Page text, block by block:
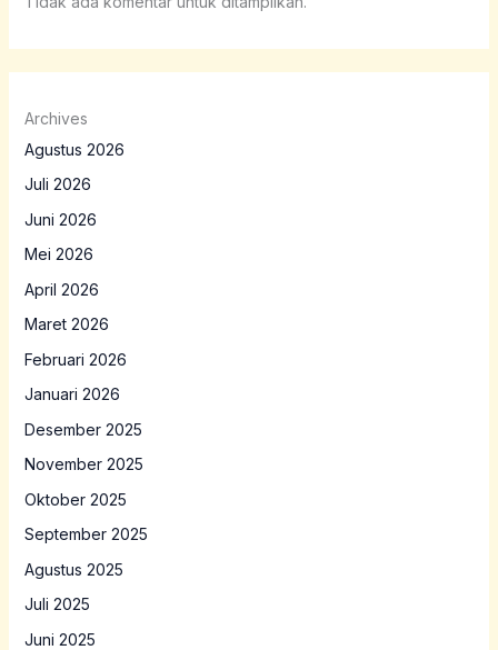
Archives
Agustus 2026
Juli 2026
Juni 2026
Mei 2026
April 2026
Maret 2026
Februari 2026
Januari 2026
Desember 2025
November 2025
Oktober 2025
September 2025
Agustus 2025
Juli 2025
Juni 2025